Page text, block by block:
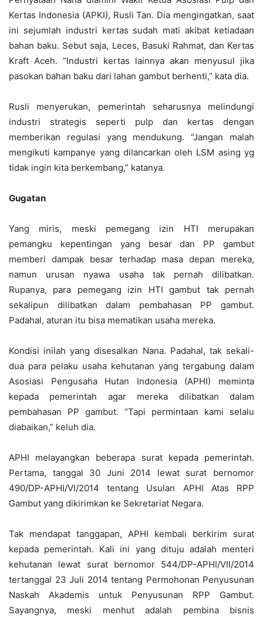
Kertas Indonesia (APKI), Rusli Tan. Dia mengingatkan, saat
ini sejumlah industri kertas sudah mati akibat ketiadaan
bahan baku. Sebut saja, Leces, Basuki Rahmat, dan Kertas
Kraft Aceh. “Industri kertas lainnya akan menyusul jika
pasokan bahan baku dari lahan gambut berhenti,” kata dia.
Rusli menyerukan, pemerintah seharusnya melindungi
industri strategis seperti pulp dan kertas dengan
memberikan regulasi yang mendukung. “Jangan malah
mengikuti kampanye yang dilancarkan oleh LSM asing yg
tidak ingin kita berkembang,” katanya.
Gugatan
Yang miris, meski pemegang izin HTI merupakan
pemangku kepentingan yang besar dan PP gambut
memberi dampak besar terhadap masa depan mereka,
namun urusan nyawa usaha tak pernah dilibatkan.
Rupanya, para pemegang izin HTI gambut tak pernah
sekalipun dilibatkan dalam pembahasan PP gambut.
Padahal, aturan itu bisa mematikan usaha mereka.
Kondisi inilah yang disesalkan Nana. Padahal, tak sekali-
dua para pelaku usaha kehutanan yang tergabung dalam
Asosiasi Pengusaha Hutan Indonesia (APHI) meminta
kepada pemerintah agar mereka dilibatkan dalam
pembahasan PP gambut. “Tapi permintaan kami selalu
diabaikan,” keluh dia.
APHI melayangkan beberapa surat kepada pemerintah.
Pertama, tanggal 30 Juni 2014 lewat surat bernomor
490/DP-APHI/VI/2014 tentang Usulan APHI Atas RPP
Gambut yang dikirimkan ke Sekretariat Negara.
Tak mendapat tanggapan, APHI kembali berkirim surat
kepada pemerintah. Kali ini yang dituju adalah menteri
kehutanan lewat surat bernomor 544/DP-APHI/VII/2014
tertanggal 23 Juli 2014 tentang Permohonan Penyusunan
Naskah Akademis untuk Penyusunan RPP Gambut.
Sayangnya, meski menhut adalah pembina bisnis